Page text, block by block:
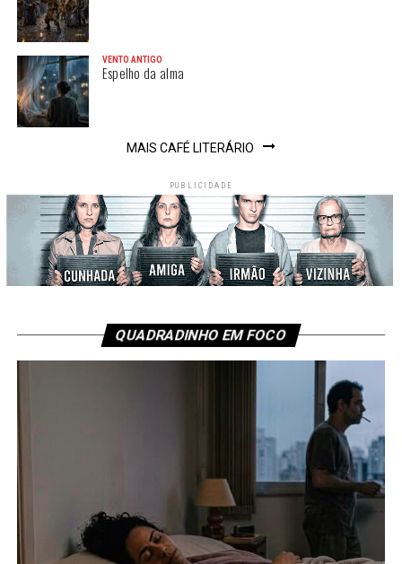
VENTO ANTIGO
Espelho da alma
MAIS CAFÉ LITERÁRIO
PUBLICIDADE
QUADRADINHO EM FOCO